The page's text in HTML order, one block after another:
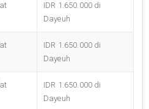
IDR 1.650.000 di
Dayeuh
IDR 1.650.000 di
Dayeuh
IDR 1.650.000 di
Dayeuh